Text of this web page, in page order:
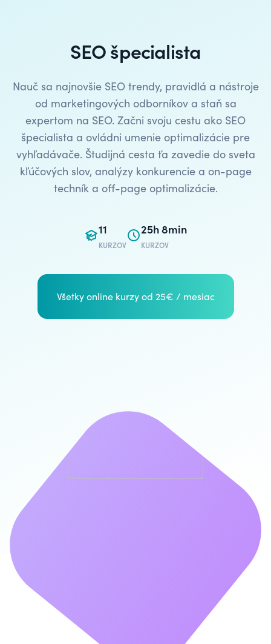
SEO špecialista
Nauč sa najnovšie SEO trendy, pravidlá a nástroje
od marketingových odborníkov a staň sa
expertom na SEO. Začni svoju cestu ako SEO
špecialista a ovládni umenie optimalizácie pre
vyhľadávače. Študijná cesta ťa zavedie do sveta
kľúčových slov, analýzy konkurencie a on-page
techník a off-page optimalizácie.
11
KURZOV
25h 8min
KURZOV
Všetky online kurzy od 25€ / mesiac